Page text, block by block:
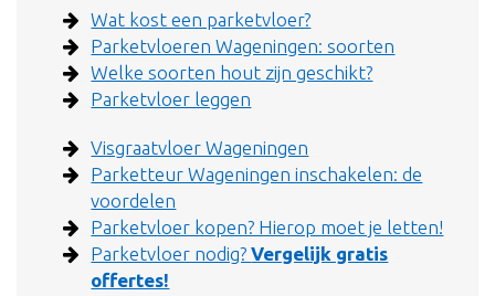
Wat kost een parketvloer?
Parketvloeren Wageningen: soorten
Welke soorten hout zijn geschikt?
Parketvloer leggen
Visgraatvloer Wageningen
Parketteur Wageningen inschakelen: de
voordelen
Parketvloer kopen? Hierop moet je letten!
Parketvloer nodig?Vergelijk gratis
offertes!